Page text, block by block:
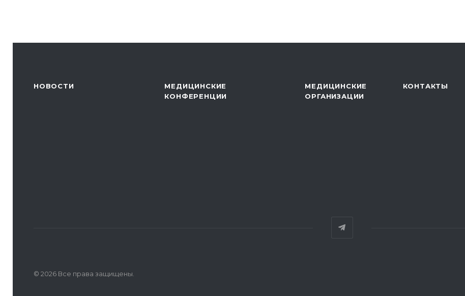
НОВОСТИ
МЕДИЦИНСКИЕ
КОНФЕРЕНЦИИ
МЕДИЦИНСКИЕ
ОРГАНИЗАЦИИ
КОНТАКТЫ
© 2026 Все права защищены.